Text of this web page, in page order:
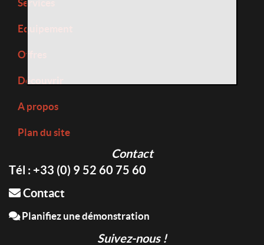
Services
Equipement
Offres
Découvrir
A propos
Plan du site
Contact
Tél : +33 (0) 9 52 60 75 60
Contact
Planifiez une démonstration
Suivez-nous !